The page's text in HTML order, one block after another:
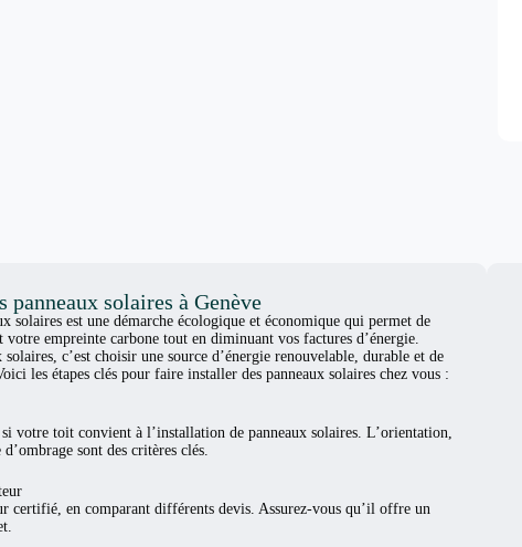
panneaux solaires à Genève
solaires est une démarche écologique et économique qui permet de
votre empreinte carbone tout en diminuant vos factures d’énergie.
c’est choisir une source d’énergie renouvelable, durable et de
les étapes clés pour faire installer des panneaux solaires chez vous :
votre toit convient à l’installation de panneaux solaires. L’orientation,
sont des critères clés.
certifié, en comparant différents devis. Assurez-vous qu’il offre un